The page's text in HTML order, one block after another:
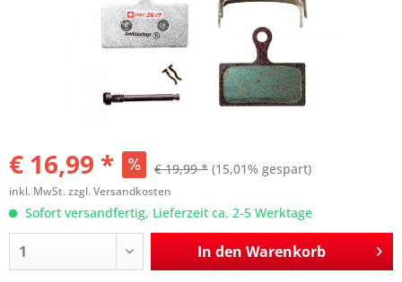
€ 16,99 * € 19,99 * (15,01% gespart)
inkl. MwSt.zzgl. Versandkosten
Sofort versandfertig, Lieferzeit ca. 2-5 Werktage
In den Warenkorb